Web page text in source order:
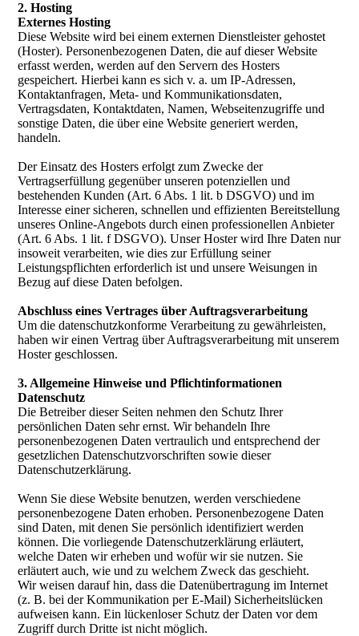
2. Hosting
Externes Hosting
Diese Website wird bei einem externen Dienstleister gehostet
(Hoster). Personenbezogenen Daten, die auf dieser Website
erfasst werden, werden auf den Servern des Hosters
gespeichert. Hierbei kann es sich v. a. um IP-Adressen,
Kontaktanfragen, Meta- und Kommunikationsdaten,
Vertragsdaten, Kontaktdaten, Namen, Webseitenzugriffe und
sonstige Daten, die über eine Website generiert werden,
handeln.
Der Einsatz des Hosters erfolgt zum Zwecke der
Vertragserfüllung gegenüber unseren potenziellen und
bestehenden Kunden (Art. 6 Abs. 1 lit. b DSGVO) und im
Interesse einer sicheren, schnellen und effizienten Bereitstellung
unseres Online-Angebots durch einen professionellen Anbieter
(Art. 6 Abs. 1 lit. f DSGVO). Unser Hoster wird Ihre Daten nur
insoweit verarbeiten, wie dies zur Erfüllung seiner
Leistungspflichten erforderlich ist und unsere Weisungen in
Bezug auf diese Daten befolgen.
Abschluss eines Vertrages über Auftragsverarbeitung
Um die datenschutzkonforme Verarbeitung zu gewährleisten,
haben wir einen Vertrag über Auftragsverarbeitung mit unserem
Hoster geschlossen.
3. Allgemeine Hinweise und Pflicht­informationen
Datenschutz
Die Betreiber dieser Seiten nehmen den Schutz Ihrer
persönlichen Daten sehr ernst. Wir behandeln Ihre
personenbezogenen Daten vertraulich und entsprechend der
gesetzlichen Datenschutzvorschriften sowie dieser
Datenschutzerklärung.
Wenn Sie diese Website benutzen, werden verschiedene
personenbezogene Daten erhoben. Personenbezogene Daten
sind Daten, mit denen Sie persönlich identifiziert werden
können. Die vorliegende Datenschutzerklärung erläutert,
welche Daten wir erheben und wofür wir sie nutzen. Sie
erläutert auch, wie und zu welchem Zweck das geschieht.
Wir weisen darauf hin, dass die Datenübertragung im Internet
(z. B. bei der Kommunikation per E-Mail) Sicherheitslücken
aufweisen kann. Ein lückenloser Schutz der Daten vor dem
Zugriff durch Dritte ist nicht möglich.